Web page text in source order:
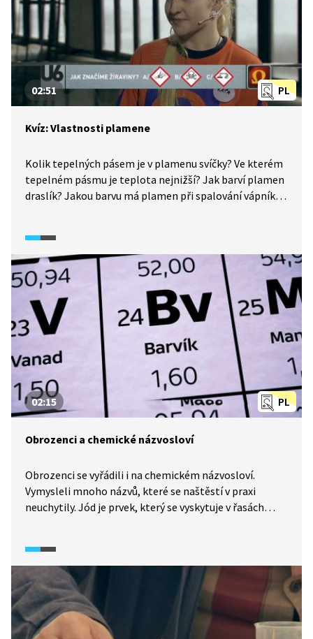
PL
02:51
Kvíz: Vlastnosti plamene
Kolik tepelných pásem je v plamenu svíčky? Ve kterém
tepelném pásmu je teplota nejnižší? Jak barví plamen
draslík? Jakou barvu má plamen při spalování vápníku?
značíme žíraviny? Jakou teplotou hoří plamen
zápalky? Jak se zabarví látka při nejvyšších teplotách?
To všechno zjistíte v našem kvízu.
PL
02:15
Obrozenci a chemické názvosloví
Obrozenci se vyřádili i na chemickém názvosloví.
Vymysleli mnoho názvů, které se naštěstí v praxi
neuchytily. Jód je prvek, který se vyskytuje v řasách
obrozenci pojmenovali solík. Název fosforu, kostík,
odkazuje ke kostem. Chróm dostal název barvík,
protože je znám svými barevnými sloučeninami.
Osmium v periodické tabulce figurovalo jako voník
a draslík získal nakrátko název ďasík.